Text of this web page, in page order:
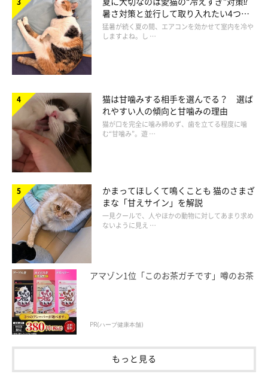
吐き戻しの原因に早食いが考えられます。凹凸の付いたフードボ
ウルなどに入れてゆっくり食べさせてみるといいでしょう。ま
た、最初は飼い主さんが見守ってもいいですが徐々に姿を見せな
う。
ＮＧお世話３ ゴハンを食べたがらないとき
はすぐにおやつを与える
暑さ対策と並行して取り入れたい4つの
工夫
猛暑が続く夏の間、エアコンを効かせて室内を冷や
しますよね。し …
猫は甘噛みする相手を選んでる？ 選ば
れやすい人の傾向と甘噛みの理由
猫が口を完全に噛み締めず、歯を立てる程度に噛
む“甘噛み”。遊 …
かまってほしくて鳴くことも 猫のさまざ
まな「甘えサイン」を解説
一見クールで、人やほかの動物に対してあまり求め
ないように見え …
アマゾン1位「このお茶ガチです」噂のお茶
PR(ハーブ健康本舗)
もっと見る